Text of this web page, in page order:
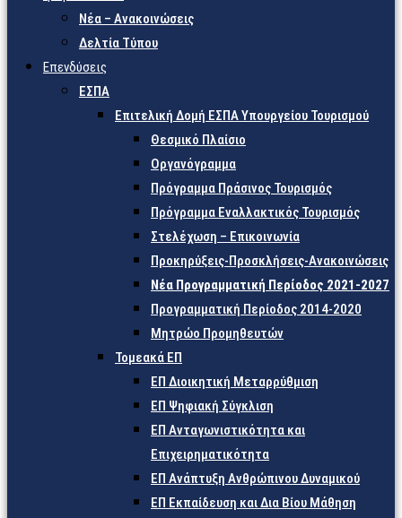
Νέα – Ανακοινώσεις
Δελτία Τύπου
Επενδύσεις
ΕΣΠΑ
Επιτελική Δομή ΕΣΠΑ Υπουργείου Τουρισμού
Θεσμικό Πλαίσιο
Οργανόγραμμα
Πρόγραμμα Πράσινος Τουρισμός
Πρόγραμμα Εναλλακτικός Τουρισμός
Στελέχωση – Επικοινωνία
Προκηρύξεις-Προσκλήσεις-Ανακοινώσεις
Νέα Προγραμματική Περίοδος 2021-2027
Προγραμματική Περίοδος 2014-2020
Μητρώο Προμηθευτών
Τομεακά ΕΠ
ΕΠ Διοικητική Μεταρρύθμιση
ΕΠ Ψηφιακή Σύγκλιση
ΕΠ Ανταγωνιστικότητα και
Επιχειρηματικότητα
ΕΠ Ανάπτυξη Ανθρώπινου Δυναμικού
ΕΠ Εκπαίδευση και Δια Βίου Μάθηση